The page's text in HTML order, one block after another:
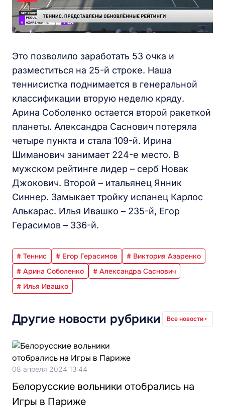
Это позволило заработать 53 очка и
разместиться на 25-й строке. Наша
теннисистка поднимается в генеральной
классификации вторую неделю кряду.
Арина Соболенко остается второй ракеткой
планеты. Александра Саснович потеряла
четыре пункта и стала 109-й. Ирина
Шиманович занимает 224-е место. В
мужском рейтинге лидер – серб Новак
Джокович. Второй – итальянец Янник
Синнер. Замыкает тройку испанец Карлос
Алькарас. Илья Ивашко – 235-й, Егор
Герасимов – 336-й.
# Теннис # Егор Герасимов
# Виктория Азаренко
# Арина Соболенко
# Александра Саснович
# Илья Ивашко
Другие новости рубрики Все новости
08 апреля 2024 13:44
Белорусские вольники отобрались на
Игры в Париже